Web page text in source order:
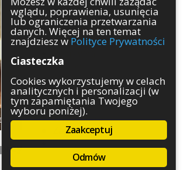
Pozostałe
Psychologia
Rolnictwo
Służby
Sport
Środowisko
Szkolnictwo
Wydarzenia
Zapowiedzi
Zdrowie
wglądu, poprawienia, usunięcia
lub ograniczenia przetwarzania
danych. Więcej na ten temat
znajdziesz w Polityce Prywatności
Ciasteczka
Cookies wykorzystujemy w celach
analitycznych i personalizacji (w
tym zapamiętania Twojego
wyboru poniżej).
Zaakceptuj
Odmów